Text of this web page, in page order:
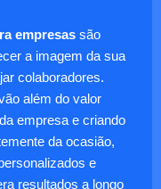
empresas são
a imagem da sua
colaboradores.
além do valor
empresa e criando
da ocasião,
e
resultados a longo